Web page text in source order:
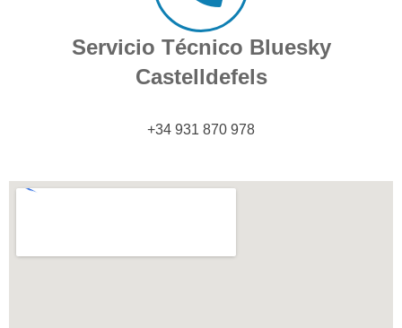
Servicio Técnico Bluesky
Castelldefels
+34 931 870 978